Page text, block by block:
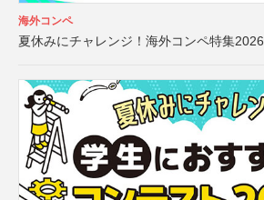
海外コンペ
夏休みにチャレンジ！海外コンペ特集2026